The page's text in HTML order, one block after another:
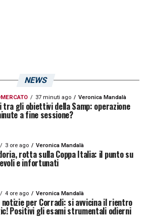
NEWS
37 minuti ago Veronica Mandalà
tra gli obiettivi della Samp: operazione
a fine sessione?
3 ore ago Veronica Mandalà
rotta sulla Coppa Italia: il punto su
e infortunati
4 ore ago Veronica Mandalà
notizie per Corradi: si avvicina il rientro
Positivi gli esami strumentali odierni